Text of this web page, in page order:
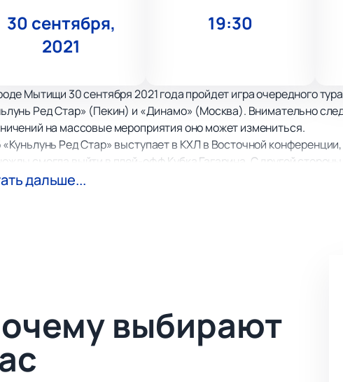
30 сентября,
2021
19:30
Мытищи 30 сентября 2021 года пройдет игра очередного
Ред Стар» (Пекин) и «Динамо» (Москва). Внимательно
на массовые мероприятия оно может измениться.
«Куньлунь Ред Стар» выступает в КХЛ в Восточной
смогла выйти в плей-офф Кубка Гагарина. С другой
как виду спорта.
лишь понадобиться устройство и интернетом и пара минут
дальше...
выбирают